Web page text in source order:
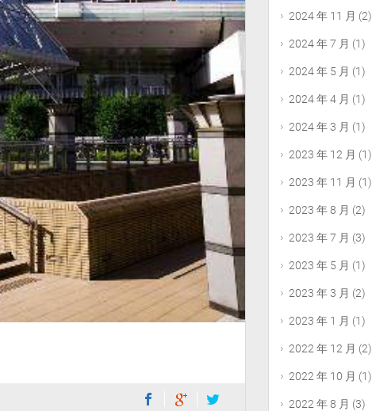
2024 年 11 月 (2)
2024 年 7 月 (1)
2024 年 5 月 (1)
2024 年 4 月 (1)
2024 年 3 月 (1)
2023 年 12 月 (1)
2023 年 11 月 (1)
2023 年 8 月 (2)
2023 年 7 月 (3)
2023 年 5 月 (1)
2023 年 3 月 (2)
2023 年 1 月 (1)
2022 年 12 月 (2)
2022 年 10 月 (1)
2022 年 8 月 (3)